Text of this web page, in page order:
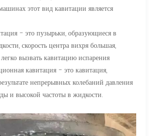
этот вид кавитации является
- это пузырьки, образующиеся в
скорость центра вихря большая,
вызвать кавитацию испарения
кавитация - это кавитация,
непрерывных колебаний давления
и высокой частоты в жидкости.